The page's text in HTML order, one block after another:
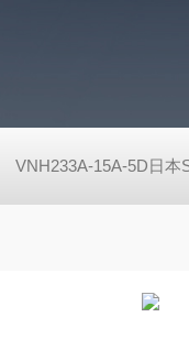
VNH233A-15A-5D日本